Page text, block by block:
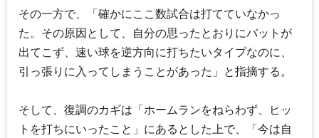
その一方で、「確かにここ数試合は打てていなかっ
た。その原因として、自分の思ったとおりにバットが
出てこず、速い球を逆方向に打ちたいタイプなのに、
引っ張りに入ってしまうことがあった」と指摘する。
そして、復調のカギは「ホームランをねらわず、ヒッ
トを打ちにいったこと」にあるとした上で、「今は自